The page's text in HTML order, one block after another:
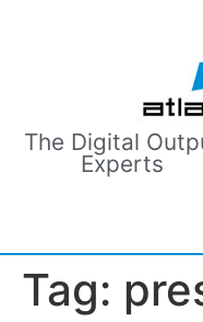
The Digital
Experts
Tag: